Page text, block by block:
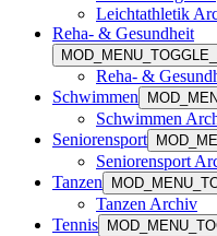
Leichtathletik
Reha- & Gesundheit
Reha- &
Schwimmen
Schwimmen
Seniorensport
Seniorensport
Tanzen
Tanzen Archiv
Tennis